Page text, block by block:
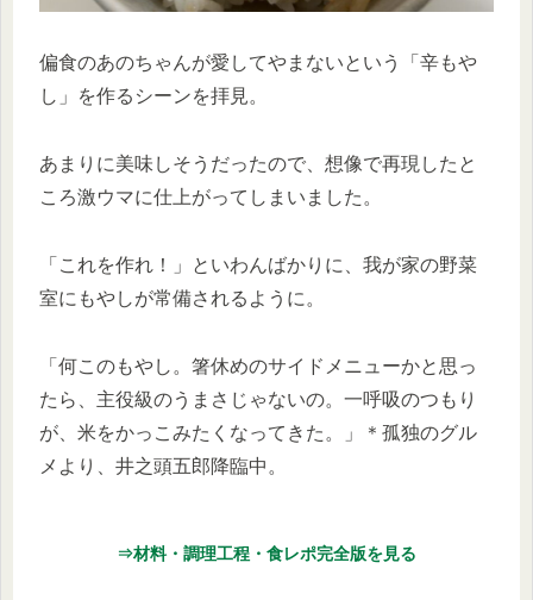
偏食のあのちゃんが愛してやまないという「辛もや
し」を作るシーンを拝見。
あまりに美味しそうだったので、想像で再現したと
ころ激ウマに仕上がってしまいました。
「これを作れ！」といわんばかりに、我が家の野菜
室にもやしが常備されるように。
「何このもやし。箸休めのサイドメニューかと思っ
たら、主役級のうまさじゃないの。一呼吸のつもり
が、米をかっこみたくなってきた。」＊孤独のグル
メより、井之頭五郎降臨中。
⇒材料・調理工程・食レポ完全版を見る